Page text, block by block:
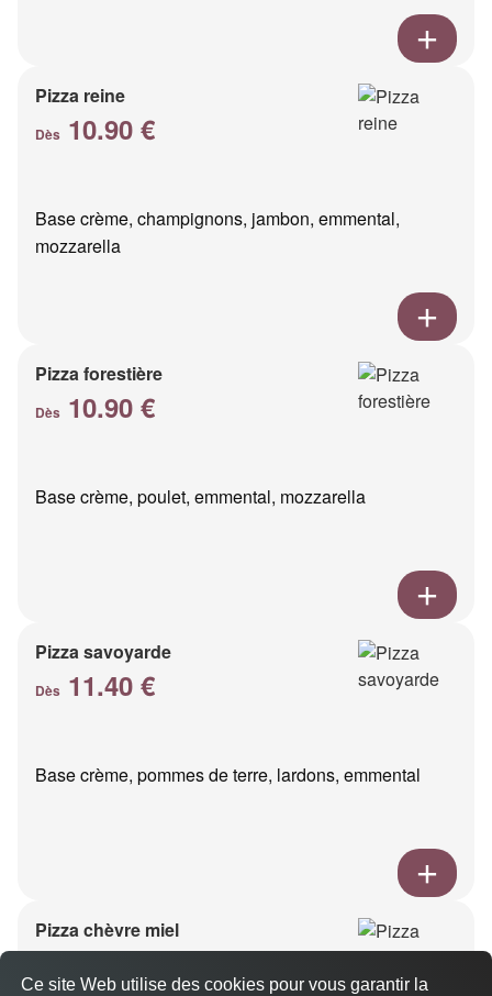
Pizza reine
Dès 10.90 €
Base crème, champignons, jambon, emmental,
mozzarella
Pizza forestière
Dès 10.90 €
Base crème, poulet, emmental, mozzarella
Pizza savoyarde
Dès 11.40 €
Base crème, pommes de terre, lardons, emmental
Pizza chèvre miel
11.40 €
Ce site Web utilise des cookies pour vous garantir la